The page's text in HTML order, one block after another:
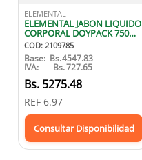
ELEMENTAL
ELEMENTAL JABON LIQUIDO
CORPORAL DOYPACK 750
ML
COD: 2109785
Base: Bs.4547.83
IVA: Bs.727.65
Bs. 5275.48
REF 6.97
Consultar Disponibilidad